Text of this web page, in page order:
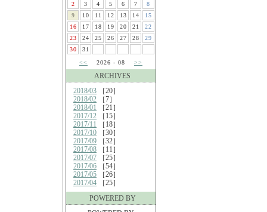
2
3 4 5 6 7
8
9
10 11 12 13 14
15
16
17 18 19 20 21
22
23
24 25 26 27 28
29
30
31
<<
2026 - 08 >>
ARCHIVES
2018/03 ［20］
2018/02 ［7］
2018/01 ［21］
2017/12 ［15］
2017/11 ［18］
2017/10 ［30］
2017/09 ［32］
2017/08 ［11］
2017/07 ［25］
2017/06 ［54］
2017/05 ［26］
2017/04 ［25］
POWERED BY